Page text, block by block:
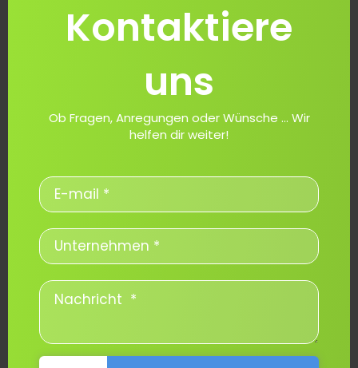
Kontaktiere
uns
Ob Fragen, Anregungen oder Wünsche ... Wir
helfen dir weiter!